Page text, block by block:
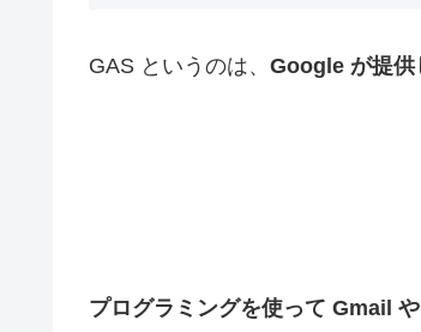
GAS というのは、 Google が提供
プログラミングを使って Gmail